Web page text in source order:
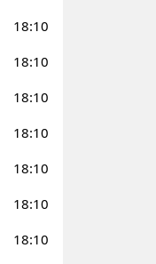
18:10
18:10
18:10
18:10
18:10
18:10
18:10